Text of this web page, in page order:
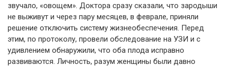
звучало, «овощем». Доктора сразу сказали, что зародыши
не выживут и через пару месяцев, в феврале, приняли
решение отключить систему жизнеобеспечения. Перед
этим, по протоколу, провели обследование на УЗИ и с
удивлением обнаружили, что оба плода исправно
развиваются. Личность, разум женщины были давно